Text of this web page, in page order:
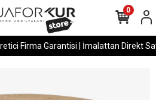
Firma Garantisi | İmalattan Direkt
0